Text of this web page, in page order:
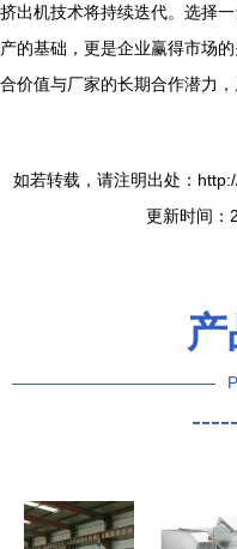
挤出机技术将持续迭代。选择
产的基础，更是企业赢得市场
合价值与厂家的长期合作潜力
如若转载，请注明出处：
更新时间：